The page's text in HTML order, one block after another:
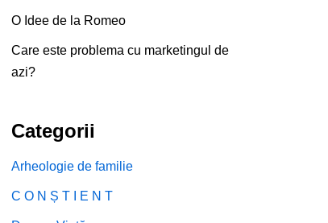
O Idee de la Romeo
Care este problema cu marketingul de
azi?
Categorii
Arheologie de familie
C O N Ș T I E N T